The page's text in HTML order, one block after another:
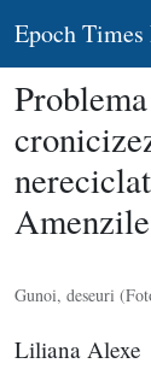
Epoch Times
Gunoi, deseuri
Liliana Alexe